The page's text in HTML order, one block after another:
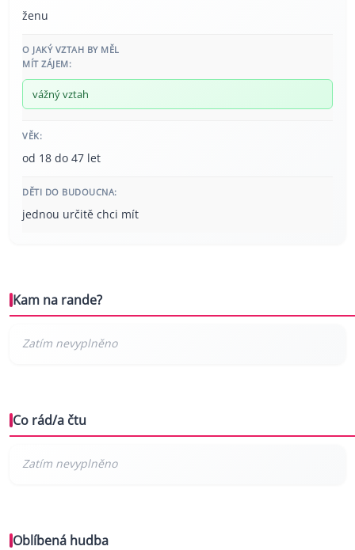
ženu
O JAKÝ VZTAH BY MĚL
MÍT ZÁJEM:
vážný vztah
VĚK:
od 18 do 47 let
DĚTI DO BUDOUCNA:
jednou určitě chci mít
Kam na rande?
Co rád/a čtu
Oblíbená hudba